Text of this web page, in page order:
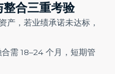
合三重考验
产，若业绩承诺未达标，
需 18–24 个月，短期管